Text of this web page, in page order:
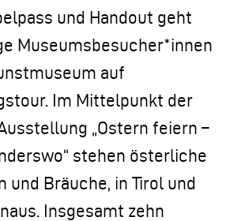
und Handout geht
Museumsbesucher*innen
auf
Im Mittelpunkt der
„Ostern feiern –
stehen österliche
und Bräuche, in Tirol und
Insgesamt zehn